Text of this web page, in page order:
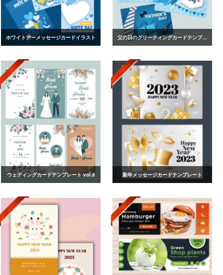
ホワイトデーメッセージカードイラスト 父の日のグリーティングカードテンプレート
ウェディングカードテンプレート vol.8 新年メッセージカードテンプレート